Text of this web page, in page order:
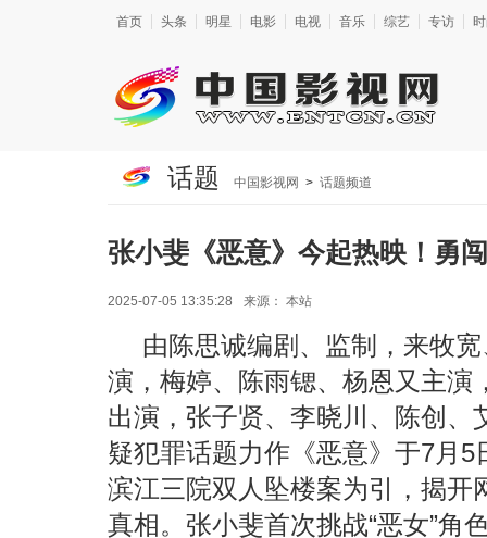
首页 头条 明星 电影 电视 音乐 综艺 专访
话题 中国影视网 > 话题频道
张小斐《恶意》今起热映！勇
2025-07-05 13:35:28 来源： 本站
由陈思诚编剧、监制，来牧
演，梅婷、陈雨锶、杨恩又主演
出演，张子贤、李晓川、陈创、
疑犯罪话题力作《恶意》于7月
滨江三院双人坠楼案为引，揭开
真相。张小斐首次挑战“恶女”角